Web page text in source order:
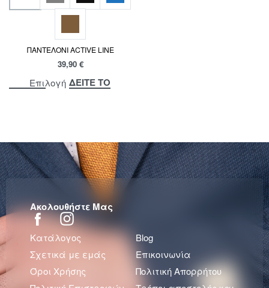
ΠΑΝΤΕΛΟΝΙ ACTIVE LINE
39,90 €
Επιλογή ΔΕΙΤΕ ΤΟ
Ακολουθήστε Μας
Κατάλογος
Blog
Σχετικά με εμάς
Επικοινωνία
Όροι Χρήσης
Πολιτική Απορρήτου